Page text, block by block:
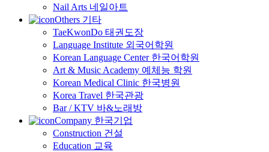
Nail Arts 네일아트
Others 기타
TaeKwonDo 태권도장
Language Institute 외국어학원
Korean Language Center 한국어학원
Art & Music Academy 예체능 학원
Korean Medical Clinic 한국병원
Korea Travel 한국관광
Bar / KTV 바&노래방
Company 한국기업
Construction 건설
Education 교육